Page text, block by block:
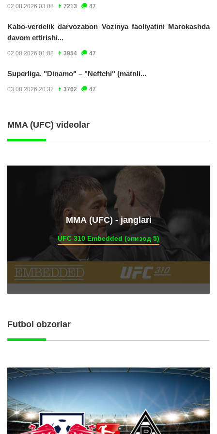
02.08.2026 03:08 7213 47
Kabo-verdelik darvozabon Vozinya faoliyatini Marokashda
davom ettirishi...
02.08.2026 01:08 3954 47
Superliga. "Dinamo" – "Neftchi" (matnli...
03.08.2026 20:32 3762 47
MMA (UFC) videolar
ММА (UFC) - janglari
UFC 310 Embedded (эпизод 5)
Futbol obzorlar